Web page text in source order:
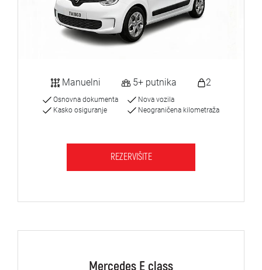
Manuelni 5+ putnika 2
Osnovna dokumenta
Kasko osiguranje
Nova vozila
Neograničena kilometraža
REZERVIŠITE
Mercedes E class